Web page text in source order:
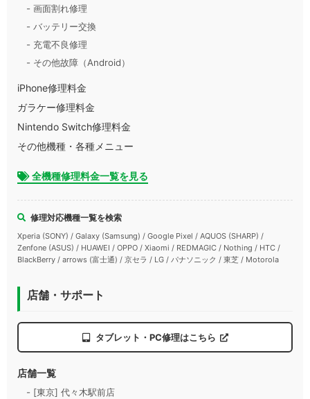
- 画面割れ修理
- バッテリー交換
- 充電不良修理
- その他故障（Android）
iPhone修理料金
ガラケー修理料金
Nintendo Switch修理料金
その他機種・各種メニュー
全機種修理料金一覧を見る
修理対応機種一覧を検索
Xperia (SONY) / Galaxy (Samsung) / Google Pixel / AQUOS (SHARP) /
Zenfone (ASUS) / HUAWEI / OPPO / Xiaomi / REDMAGIC / Nothing / HTC /
BlackBerry / arrows (富士通) / 京セラ / LG / パナソニック / 東芝 / Motorola
店舗・サポート
タブレット・PC修理はこちら
店舗一覧
- [東京] 代々木駅前店